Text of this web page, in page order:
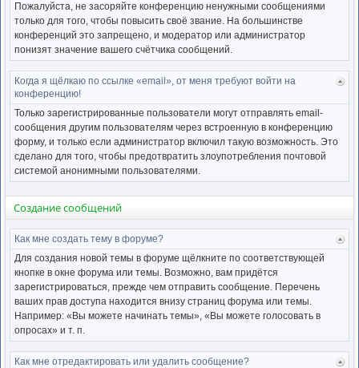
Пожалуйста, не засоряйте конференцию ненужными сообщениями
только для того, чтобы повысить своё звание. На большинстве
конференций это запрещено, и модератор или администратор
понизят значение вашего счётчика сообщений.
Когда я щёлкаю по ссылке «email», от меня требуют войти на
конференцию!
Только зарегистрированные пользователи могут отправлять email-
сообщения другим пользователям через встроенную в конференцию
форму, и только если администратор включил такую возможность. Это
сделано для того, чтобы предотвратить злоупотребления почтовой
системой анонимными пользователями.
Создание сообщений
Как мне создать тему в форуме?
Для создания новой темы в форуме щёлкните по соответствующей
кнопке в окне форума или темы. Возможно, вам придётся
зарегистрироваться, прежде чем отправить сообщение. Перечень
ваших прав доступа находится внизу страниц форума или темы.
Например: «Вы можете начинать темы», «Вы можете голосовать в
опросах» и т. п.
Как мне отредактировать или удалить сообщение?